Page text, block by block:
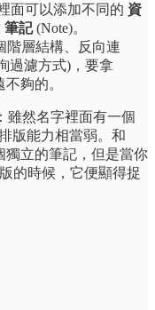
面可以添加不同的 資
筆記(Note)。
階層結構、反向連
過濾方式)，要拿
夠的。
：雖然名字裡面有一個
版能力相當弱。和
立的筆記，但是當你
的時候，它便顯得捉